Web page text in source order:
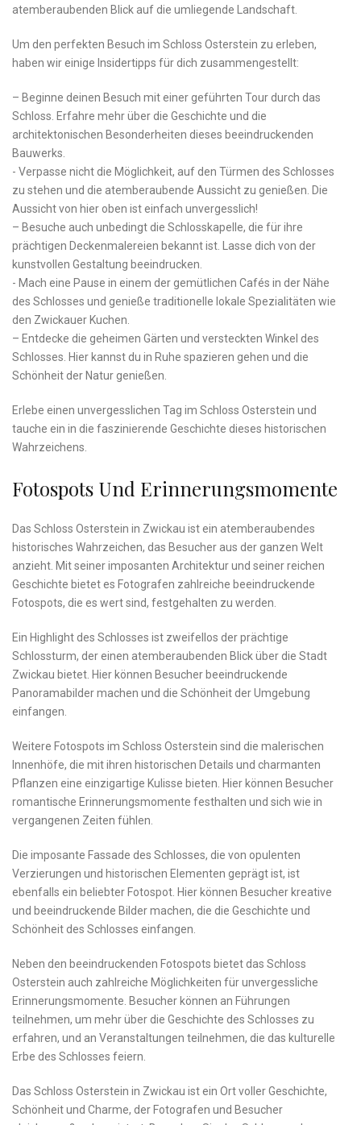
atemberaubenden Blick‌ auf ⁣die umliegende Landschaft.
Um den perfekten ‌Besuch im Schloss ⁣Osterstein zu‌ erleben,
haben wir einige Insidertipps für dich zusammengestellt:
– Beginne deinen Besuch mit einer geführten Tour durch das
Schloss. Erfahre mehr ​über ‌die⁣ Geschichte und‌ die
architektonischen⁤ Besonderheiten dieses beeindruckenden
Bauwerks.
-‌ Verpasse nicht die Möglichkeit, auf ​den⁤ Türmen des Schlosses
zu stehen ⁢und die atemberaubende Aussicht zu genießen.⁤ Die
Aussicht von ⁣hier oben ist einfach unvergesslich!
– Besuche ‌auch​ unbedingt die Schlosskapelle,⁢ die ⁤für ihre
prächtigen Deckenmalereien ⁤bekannt ist.⁢ Lasse dich von der
⁤kunstvollen Gestaltung beeindrucken.
-‌ Mach eine Pause in einem der gemütlichen ‌Cafés in der Nähe
des Schlosses und⁢ genieße traditionelle ​lokale Spezialitäten ‌wie
den Zwickauer Kuchen.
– Entdecke die ​geheimen⁣ Gärten und versteckten Winkel des
Schlosses. Hier kannst du in Ruhe ‌spazieren gehen⁤ und die
Schönheit⁣ der Natur genießen.
Erlebe einen ⁢unvergesslichen Tag⁣ im Schloss ‍Osterstein und
tauche ⁤ein‌ in die faszinierende‍ Geschichte dieses⁤ historischen
Wahrzeichens.
Fotospots Und​ Erinnerungsmomente
Das ‍Schloss Osterstein in‌ Zwickau ⁣ist ​ein ⁣atemberaubendes
⁣historisches Wahrzeichen, das Besucher aus der ganzen Welt
anzieht. Mit seiner ⁤imposanten Architektur ⁢und seiner reichen‌
Geschichte bietet es Fotografen zahlreiche⁤ beeindruckende
Fotospots, ⁤die⁤ es wert sind, festgehalten zu werden.
Ein ‌Highlight des Schlosses ist zweifellos der prächtige
Schlossturm, der einen atemberaubenden Blick über die Stadt
Zwickau ⁣bietet. Hier ⁢können Besucher ‍beeindruckende
‌Panoramabilder machen ‌und die Schönheit der ⁢Umgebung
⁣einfangen.
Weitere Fotospots⁣ im Schloss Osterstein sind die⁣ malerischen
Innenhöfe, die mit ihren​ historischen Details und‌ charmanten
⁢Pflanzen‌ eine einzigartige Kulisse bieten. Hier können Besucher
romantische Erinnerungsmomente festhalten‌ und sich ⁣wie in
‍vergangenen Zeiten fühlen.
Die imposante‍ Fassade des Schlosses, die von opulenten
Verzierungen ⁣und ‌historischen Elementen geprägt‌ ist, ⁤ist
ebenfalls ein beliebter Fotospot. Hier können Besucher kreative
‌und beeindruckende⁢ Bilder machen, ‍die⁤ die Geschichte und
Schönheit des Schlosses einfangen.
Neben den beeindruckenden Fotospots ‌bietet ⁤das ‍Schloss
Osterstein auch zahlreiche Möglichkeiten für ⁣unvergessliche
Erinnerungsmomente. ‍Besucher können an ⁢Führungen
teilnehmen, um ​mehr über die Geschichte des Schlosses zu
‌erfahren, und​ an Veranstaltungen ‌teilnehmen, die das‍ kulturelle
Erbe des Schlosses feiern.
Das Schloss Osterstein in Zwickau ist ein ⁤Ort voller Geschichte,
Schönheit ⁢und Charme, der⁢ Fotografen​ und Besucher